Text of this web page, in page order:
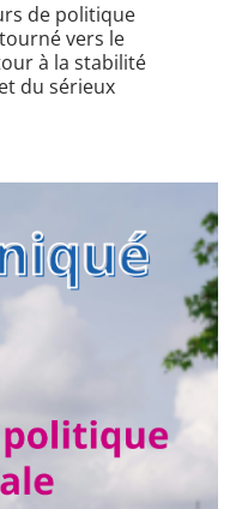
de politique
vers le
à la stabilité
du sérieux